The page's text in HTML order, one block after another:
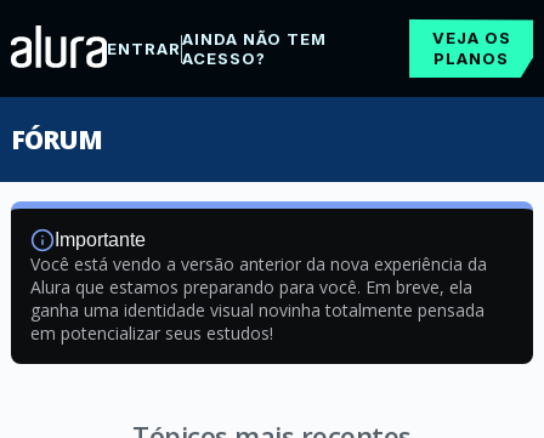
ENTRARAINDA NÃO TEM
ACESSO?
VEJA OS
PLANOS
FÓRUM
Importante
Você está vendo a versão anterior da nova experiência da
Alura que estamos preparando para você. Em breve, ela
ganha uma identidade visual novinha totalmente pensada
em potencializar seus estudos!